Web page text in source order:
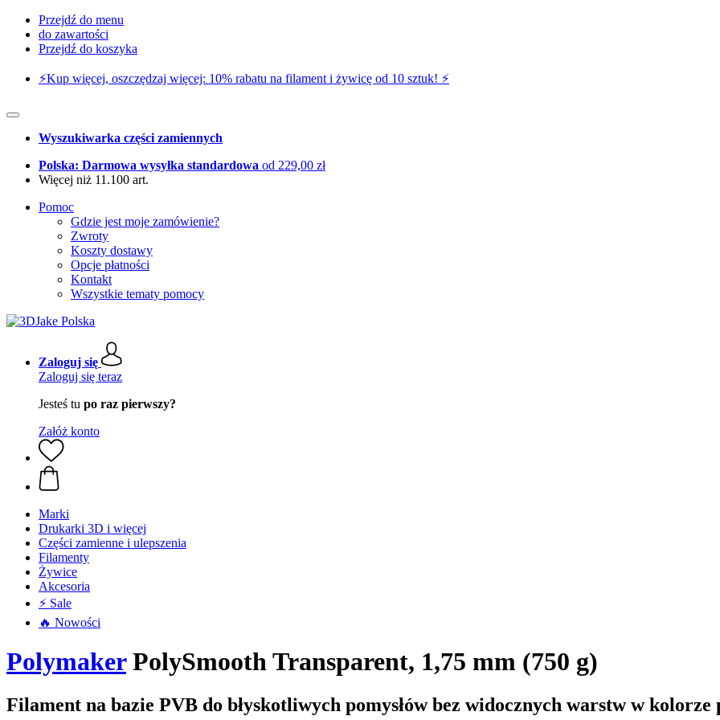
Przejdź do menu
do zawartości
Przejdź do koszyka
⚡️Kup więcej, oszczędzaj więcej: 10% rabatu na filament i żywicę od 10 sztuk! ⚡️
Wyszukiwarka części zamiennych
Polska: Darmowa wysyłka standardowa od 229,00 zł
Więcej niż 11.100 art.
Pomoc
Gdzie jest moje zamówienie?
Zwroty
Koszty dostawy
Opcje płatności
Kontakt
Wszystkie tematy pomocy
Zaloguj się
Zaloguj się teraz
Jesteś tu po raz pierwszy?
Załóż konto
Marki
Drukarki 3D i więcej
Części zamienne i ulepszenia
Filamenty
Żywice
Akcesoria
⚡ Sale
🔥 Nowości
PolymakerPolySmooth Transparent, 1,75 mm (750 g)
Filament na bazie PVB do błyskotliwych pomysłów bez widocznych warstw w kolorze